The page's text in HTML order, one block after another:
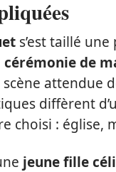
s’est taillé
cérémonie de
attendue
diffèrent
choisi :
jeune fille